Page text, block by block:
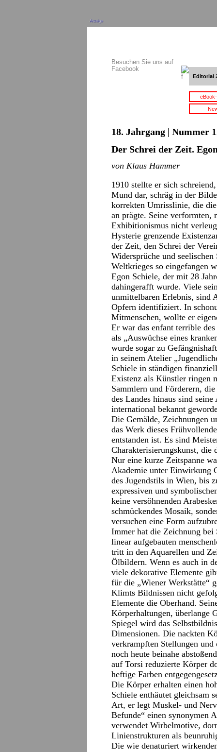
Anzeige
Besuchen Sie uns auf
Facebook
Editorial
18. Jahrgang | Nummer
Der Schrei der Zeit.
von Klaus Hammer
1910 stellte er sich
Mund dar, schräg in der
korrekten Umrisslinie, die
an prägte. Seine verformten,
Exhibitionismus nicht
Hysterie grenzende
der Zeit, den Schrei der
Widersprüche und
Weltkrieges so eingefangen
Egon Schiele, der mit 28
dahingerafft wurde. Viele
unmittelbaren Erlebnis, sind
Opfern identifiziert. In
Mitmenschen, wollte er
Er war das enfant terrible
als „Auswüchse eines
wurde sogar zu
in seinem Atelier
Schiele in ständigen
Existenz als Künstler ringen
Sammlern und Förderern,
des Landes hinaus sind
international bekannt
Die Gemälde, Zeichnungen
das Werk dieses
entstanden ist. Es sind
Charakterisierungskunst, die
Nur eine kurze Zeitspanne
Akademie unter Einwirkung
des Jugendstils in Wien, bis
expressiven und
keine versöhnenden
schmückendes Mosaik,
versuchen eine Form
Immer hat die Zeichnung bei
linear aufgebauten
tritt in den Aquarellen und
Ölbildern. Wenn es auch in
viele dekorative Elemente
für die „Wiener Werkstätte“
Klimts Bildnissen nicht
Elemente die Oberhand.
Körperhaltungen, überlange
Spiegel wird das
Dimensionen. Die nackten
verkrampften Stellungen
noch heute beinahe
auf Torsi reduzierte Körper
heftige Farben
Die Körper erhalten einen
Schiele enthäutet gleichsam
Art, er legt Muskel- und
Befunde“ einen synonymen
verwendet Wirbelmotive,
Linienstrukturen als
Die wie denaturiert